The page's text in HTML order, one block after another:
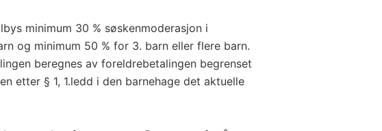
minimum 30 % søskenmoderasjon i
og minimum 50 % for 3. barn eller flere barn.
beregnes av foreldrebetalingen begrenset
etter § 1, 1.ledd i den barnehage det aktuelle